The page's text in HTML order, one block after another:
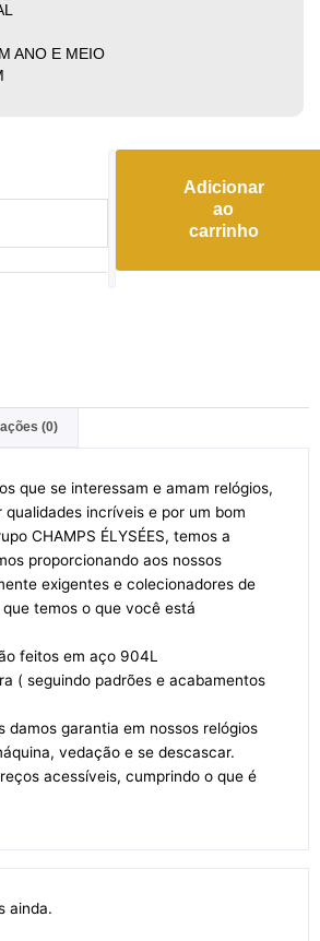
ANO E MEIO
Adicionar
ao
carrinho
(0)
que se interessam e amam relógios,
qualidades incríveis e por um bom
CHAMPS ÉLYSÉES, temos a
proporcionando aos nossos
exigentes e colecionadores de
temos o que você está
feitos em aço 904L
( seguindo padrões e acabamentos
damos garantia em nossos relógios
vedação e se descascar.
acessíveis, cumprindo o que é
ainda.